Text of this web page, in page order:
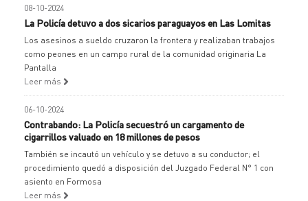
08-10-2024
La Policía detuvo a dos sicarios paraguayos en Las Lomitas
Los asesinos a sueldo cruzaron la frontera y realizaban trabajos
como peones en un campo rural de la comunidad originaria La
Pantalla
Leer más
06-10-2024
Contrabando: La Policía secuestró un cargamento de
cigarrillos valuado en 18 millones de pesos
También se incautó un vehículo y se detuvo a su conductor; el
procedimiento quedó a disposición del Juzgado Federal N° 1 con
asiento en Formosa
Leer más